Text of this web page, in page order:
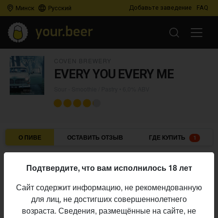
Минск Русский Добавьте заведение FAQ
EVERY YOU EVERY ME
О ПИВЕ ОСТАВИТЬ ОТЗЫВ ГДЕ КУПИТЬ 1
Пивоварня:
Coven Brewery
Алкоголь:
6,0%
Начало
выпуска:
09.09.2022
Подтвердите, что вам исполнилось 18 лет
Сайт содержит информацию, не рекомендованную
для лиц, не достигших совершеннолетнего
возраста. Сведения, размещённые на сайте, не